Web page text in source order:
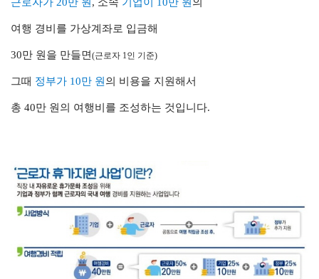
여행 경비를 가상계좌로 입금해
30만 원을 만들면 (근로자 1인 기준)
그때 정부가 10만 원 의 비용을 지원해서
총 40만 원의 여행비를 조성하는 것입니다.